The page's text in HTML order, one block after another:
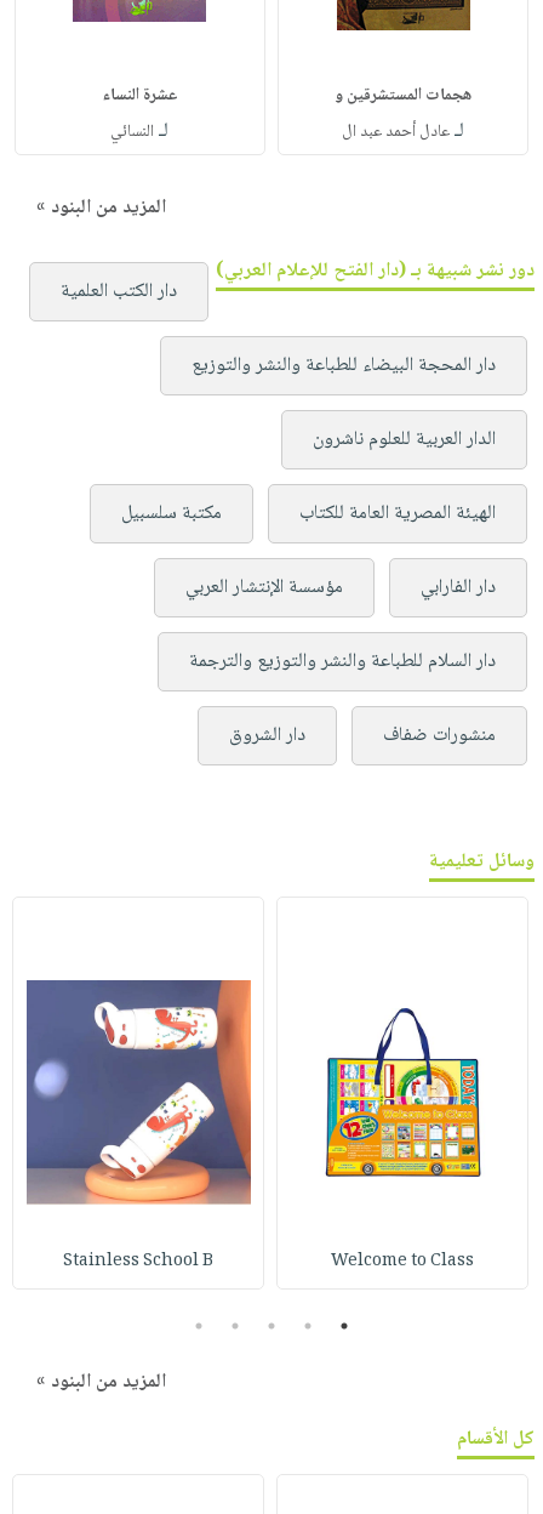
هجمات المستشرقين و
لـعادل أحمد عبد ال
عشرة النساء
لـ النسائي
المزيد من البنود »
دور نشر شبيهة بـ (دار الفتح للإعلام العربي)
دار الكتب العلمية
دار المحجة البيضاء للطباعة والنشر والتوزيع
الدار العربية للعلوم ناشرون
الهيئة المصرية العامة للكتاب مكتبة سلسبيل
دار الفارابي مؤسسة الإنتشار العربي
دار السلام للطباعة والنشر والتوزيع والترجمة
منشورات ضفاف دار الشروق
وسائل تعليمية
Welcome to Class
Stainless School B
1
2
3
4
5
المزيد من البنود »
كل الأقسام